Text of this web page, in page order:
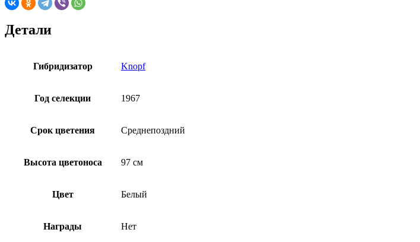
Детали
Гибридизатор Knopf
Год селекции 1967
Срок цветения Среднепоздний
Высота цветоноса 97 см
Цвет Белый
Награды Нет